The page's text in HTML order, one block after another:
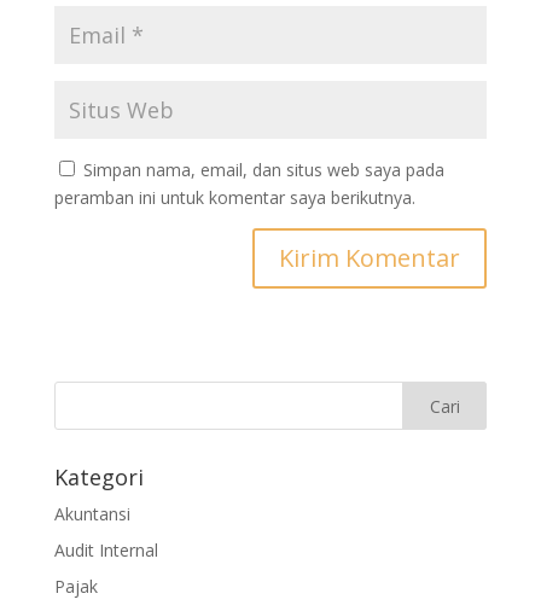
Simpan nama, email, dan situs web saya pada
peramban ini untuk komentar saya berikutnya.
Kategori
Akuntansi
Audit Internal
Pajak